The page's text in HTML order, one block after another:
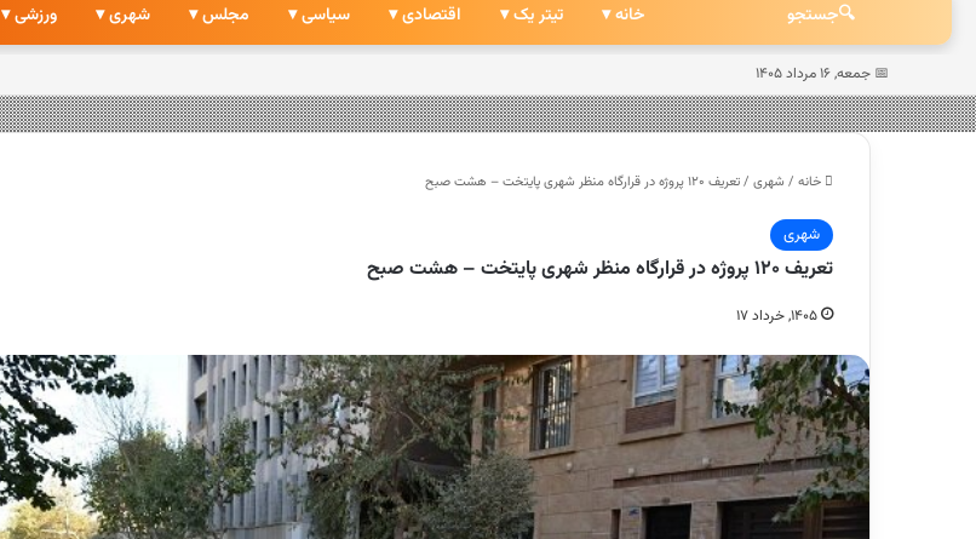
🔍جستجو خانه ▾ تیتر یک ▾ اقتصادی ▾ سیاسی ▾ مجلس ▾ شهری ▾ ورزشی ▾
📅 جمعه, ۱۶ مرداد ۱۴۰۵
خانه / شهری /تعریف ۱۲۰ پروژه در قرارگاه منظر شهری پایتخت – هشت صبح
شهری
تعریف ۱۲۰ پروژه در قرارگاه منظر شهری پایتخت – هشت صبح
۱۴۰۵, خرداد ۱۷